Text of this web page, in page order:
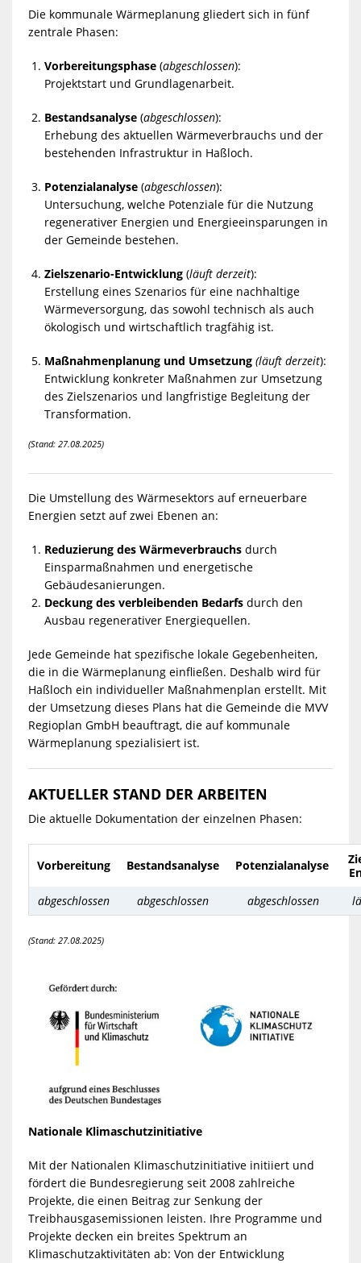
Die kommunale Wärmeplanung gliedert sich in fünf
zentrale Phasen:
Vorbereitungsphase (abgeschlossen):
Projektstart und Grundlagenarbeit.
Bestandsanalyse (abgeschlossen):
Erhebung des aktuellen Wärmeverbrauchs und der
bestehenden Infrastruktur in Haßloch.
Potenzialanalyse (abgeschlossen):
Untersuchung, welche Potenziale für die Nutzung
regenerativer Energien und Energieeinsparungen in
der Gemeinde bestehen.
Zielszenario-Entwicklung (läuft derzeit):
Erstellung eines Szenarios für eine nachhaltige
Wärmeversorgung, das sowohl technisch als auch
ökologisch und wirtschaftlich tragfähig ist.
Maßnahmenplanung und Umsetzung (läuft derzeit):
Entwicklung konkreter Maßnahmen zur Umsetzung
des Zielszenarios und langfristige Begleitung der
Transformation.
(Stand: 27.08.2025)
Die Umstellung des Wärmesektors auf erneuerbare
Energien setzt auf zwei Ebenen an:
Reduzierung des Wärmeverbrauchsdurch
Einsparmaßnahmen und energetische
Gebäudesanierungen.
Deckung des verbleibenden Bedarfs durch den
Ausbau regenerativer Energiequellen.
Jede Gemeinde hat spezifische lokale Gegebenheiten,
die in die Wärmeplanung einfließen. Deshalb wird für
Haßloch ein individueller Maßnahmenplan erstellt. Mit
der Umsetzung dieses Plans hat die Gemeinde die MVV
Regioplan GmbH beauftragt, die auf kommunale
Wärmeplanung spezialisiert ist.
AKTUELLER STAND DER ARBEITEN
Die aktuelle Dokumentation der einzelnen Phasen:
Vorbereitung Bestandsanalyse Potenzialanalyse
abgeschlossen
abgeschlossen abgeschlossen
(Stand: 27.08.2025)
Nationale Klimaschutzinitiative
Mit der Nationalen Klimaschutzinitiative initiiert und
fördert die Bundesregierung seit 2008 zahlreiche
Projekte, die einen Beitrag zur Senkung der
Treibhausgasemissionen leisten. Ihre Programme und
Projekte decken ein breites Spektrum an
Klimaschutzaktivitäten ab: Von der Entwicklung